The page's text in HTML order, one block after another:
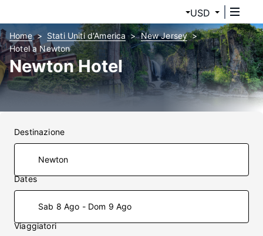
USD
Home Stati Uniti d'America
New Jersey
Hotel a Newton
Newton Hotel
Destinazione
Dates
Sab 8 Ago - Dom 9 Ago
Viaggiatori